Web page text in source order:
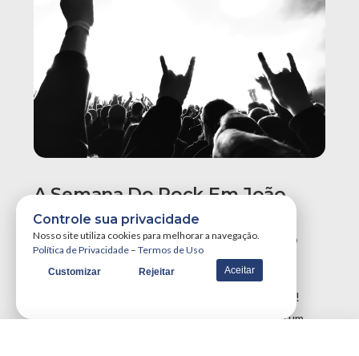
A Semana Do Rock Em João
Pessoa Promete Um Dos
Maiores Finais De Semana Do
A Semana do Rock em João Pessoa tá destruidora!
Simplesmente teremos três grandes eventos em um
Controle sua privacidade
Nosso site utiliza cookies para melhorar a navegação.
Política de Privacidade – Termos de Uso
Customizar Rejeitar Aceitar